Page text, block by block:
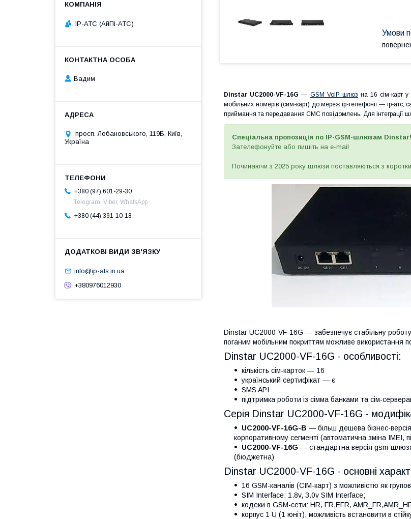
Dinstar UC2000-VF-16G ― GSM VoIP шлюз на 16 сім-карт
мобільних номерів (сим-карт) до мереж ip-телефонії — ip-атс,
приймання та передавання СМС повідомлень. Для інтеграції
Спеціальна пропозиція по IP-GSM-шлюзам Dinstar!
Зателефонуйте або пишіть на e-mail
Починаючи з 2025 року шлюзи поставляються з
Dinstar UC2000-VF-16G — забезпечує стабільну роботу
поганим мобільним покриттям можливе використання
Dinstar UC2000-VF-16G - особливості:
кількість сім-карток — 16
український сертифікат — є
SMS API
підтримка роботи із сімма банками та сім-
Серія Dinstar UC2000-VF-16G -
UC2000-VF-16G-B ― більш дешева бізнес-
корпоративному сегменті (автоматична зміна IMEI,
UC2000-VF-16G — стандартна версія gsm-
(бюджетна)
Dinstar UC2000-VF-16G - основні
16 GSM-каналів (СІМ-карт) з можливістю як
SIM Interface: 1.8v, 3.0v SIM Interface;
кодеки в GSM-сети: HR, FR,EFR,
корпус 1 U (1 юніт), можливість встановити в
IP-АТС (АйПі-АТС)
Вадим
просп. Лобановського, 119Б, Київ,
Україна
+380 (97) 601-29-30
Telegram, Viber, WhatsApp
+380 (44) 391-10-18
info@ip-ats.in.ua
+380976012930